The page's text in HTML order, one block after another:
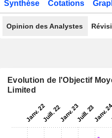
Synthèse Cotations
Opinion des Analystes
Evolution de l'Objectif
Limited